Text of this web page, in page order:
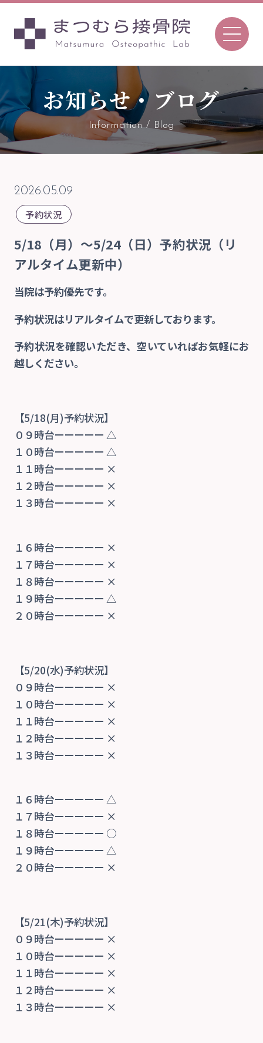
Tel. 096-366-7657
〒862-0970
TEL 096-366-7657 ／FAX 096-366-7657
予約について
院内紹介
交通事故治療
自費
交通アクセス
お知らせ・ブログ
お知らせ・ブログ
Information / Blog
2026.05.09
予約状況
5/18（月）〜5/24（日）予約状況（リ
アルタイム更新中）
当院は予約優先です。
予約状況はリアルタイムで更新しております。
予約状況を確認いただき、空いていればお気軽にお
越しください。
【5/18(月)予約状況】
０９時台ーーーーー △
１０時台ーーーーー △
１１時台ーーーーー ×
１２時台ーーーーー ×
１３時台ーーーーー ×
１６時台ーーーーー ×
１７時台ーーーーー ×
１８時台ーーーーー ×
１９時台ーーーーー △
２０時台ーーーーー ×
【5/20(水)予約状況】
０９時台ーーーーー ×
１０時台ーーーーー ×
１１時台ーーーーー ×
１２時台ーーーーー ×
１３時台ーーーーー ×
１６時台ーーーーー △
１７時台ーーーーー ×
１８時台ーーーーー ○
１９時台ーーーーー △
２０時台ーーーーー ×
【5/21(木)予約状況】
０９時台ーーーーー ×
１０時台ーーーーー ×
１１時台ーーーーー ×
１２時台ーーーーー ×
１３時台ーーーーー ×